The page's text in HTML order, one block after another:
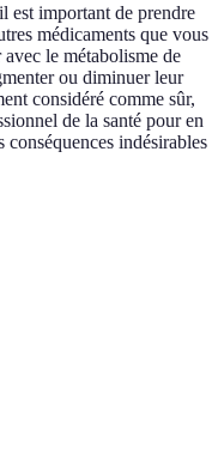
est important de prendre
médicaments que vous
le métabolisme de
ou diminuer leur
considéré comme sûr,
de la santé pour en
indésirables